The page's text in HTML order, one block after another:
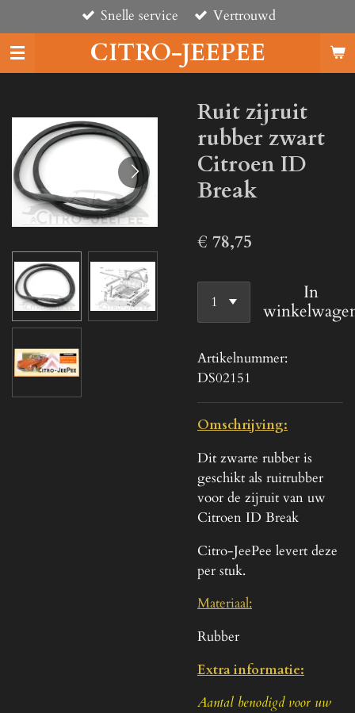
direct
naar
de
CITRO-JEEPEE
Snelle service Vertrouwd
Ruit zijruit
rubber zwart
Citroen ID
Break
€ 78,75
In
Artikelnummer:
DS02151
Omschrijving:
Dit zwarte rubber is
geschikt als ruitrubber
voor de zijruit van uw
Citroen ID Break
Citro-JeePee levert deze
per stuk.
Materiaal:
Rubber
Extra informatie:
Aantal benodigd voor uw